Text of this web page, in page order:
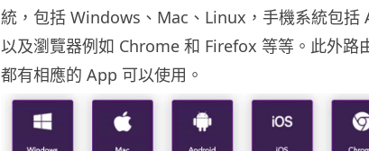
統，包括 Windows、Mac、Linux，手機系統包括
以及瀏覽器例如 Chrome 和 Firefox 等等。此外路
都有相應的 App 可以使用。